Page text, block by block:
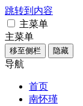
跳转到内容
主菜单
主菜单
移至侧栏 隐藏
导航
首页
南怀瑾